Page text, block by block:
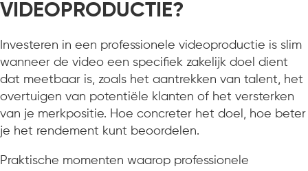
VIDEOPRODUCTIE?
Investeren in een professionele videoproductie is slim
wanneer de video een specifiek zakelijk doel dient
dat meetbaar is, zoals het aantrekken van talent, het
overtuigen van potentiële klanten of het versterken
van je merkpositie. Hoe concreter het doel, hoe beter
je het rendement kunt beoordelen.
Praktische momenten waarop professionele